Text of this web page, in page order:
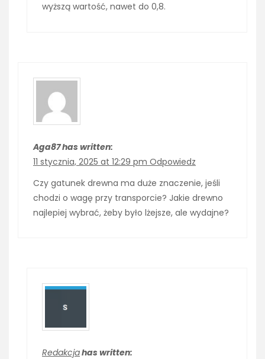
wyższą wartość, nawet do 0,8.
Aga87 has written:
11 stycznia, 2025 at 12:29 pm Odpowiedz
Czy gatunek drewna ma duże znaczenie, jeśli
chodzi o wagę przy transporcie? Jakie drewno
najlepiej wybrać, żeby było lżejsze, ale wydajne?
Redakcjahas written: